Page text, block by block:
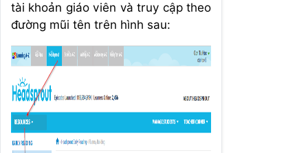
tài khoản giáo viên và truy cập theo
đường mũi tên trên hình sau: